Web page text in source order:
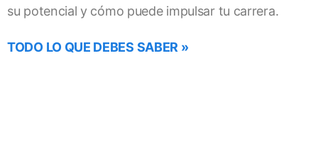
su potencial y cómo puede impulsar tu carrera.
TODO LO QUE DEBES SABER »